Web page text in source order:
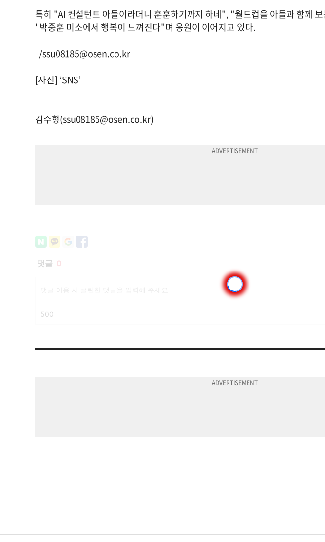
특히 "AI 컨설턴트 아들이라더니 훈훈하기까지 하네", "월드컵을 아들과 함께
"박중훈 미소에서 행복이 느껴진다"며 응원이 이어지고 있다.
/ssu08185@osen.co.kr
[사진] ‘SNS’
김수형(ssu08185@osen.co.kr)